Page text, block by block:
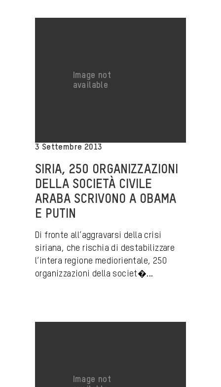
3 Settembre 2013
SIRIA, 250 ORGANIZZAZIONI
DELLA SOCIETÀ CIVILE
ARABA SCRIVONO A OBAMA
E PUTIN
Di fronte all’aggravarsi della crisi
siriana, che rischia di destabilizzare
l’intera regione mediorientale, 250
organizzazioni della societ�...